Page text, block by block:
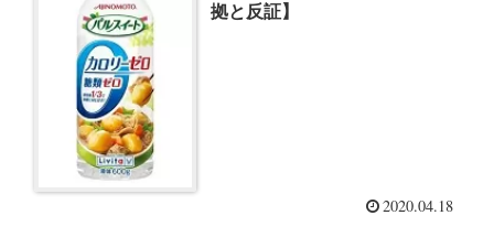
拠と反証】
2020.04.18